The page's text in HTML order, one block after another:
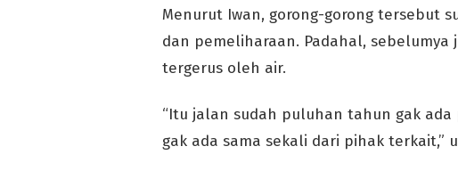
Menurut Iwan, gorong-gorong tersebut
dan pemeliharaan. Padahal,
tergerus oleh air.
“Itu jalan sudah puluhan tahun gak
gak ada sama sekali dari pihak terkait,”